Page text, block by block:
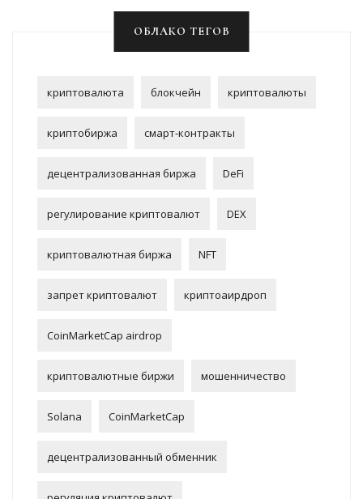
ОБЛАКО ТЕГОВ
криптовалюта блокчейн криптовалюты
криптобиржа смарт-контракты
децентрализованная биржа DeFi
регулирование криптовалют DEX
криптовалютная биржа NFT
запрет криптовалют криптоаирдроп
CoinMarketCap airdrop
криптовалютные биржи мошенничество
Solana CoinMarketCap
децентрализованный обменник